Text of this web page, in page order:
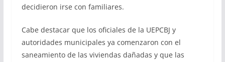
decidieron irse con familiares.
Cabe destacar que los oficiales de la UEPCBJ y
autoridades municipales ya comenzaron con el
saneamiento de las viviendas dañadas y que las